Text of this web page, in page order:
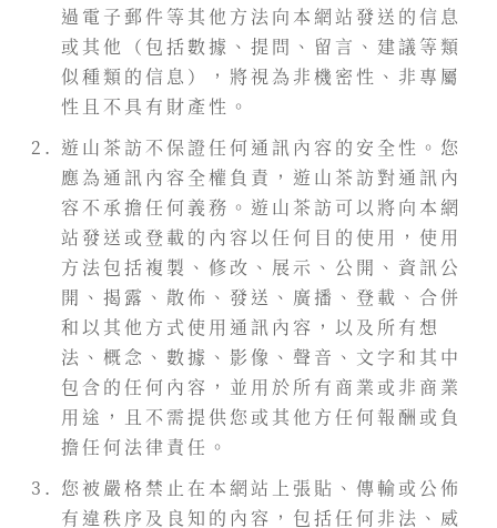
過電子郵件等其他方法向本網站發送的信息
或其他（包括數據、提問、留言、建議等類
似種類的信息），將視為非機密性、非專屬
性且不具有財產性。
遊山茶訪不保證任何通訊內容的安全性。您
應為通訊內容全權負責，遊山茶訪對通訊內
容不承擔任何義務。遊山茶訪可以將向本網
站發送或登載的內容以任何目的使用，使用
方法包括複製、修改、展示、公開、資訊公
開、揭露、散佈、發送、廣播、登載、合併
和以其他方式使用通訊內容，以及所有想
法、概念、數據、影像、聲音、文字和其中
包含的任何內容，並用於所有商業或非商業
用途，且不需提供您或其他方任何報酬或負
擔任何法律責任。
您被嚴格禁止在本網站上張貼、傳輸或公佈
有違秩序及良知的內容，包括任何非法、威